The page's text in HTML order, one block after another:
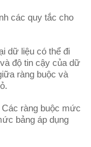
các quy tắc cho
dữ liệu có thể đi
độ tin cậy của dữ
ràng buộc và
Các ràng buộc mức
bảng áp dụng